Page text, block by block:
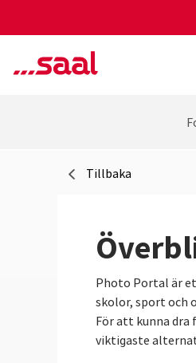
Tillbaka
Photo Portal är
skolor, sport och
För att kunna dra
viktigaste